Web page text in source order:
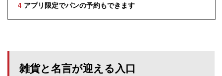
4 アプリ限定でパンの予約もできます
雑貨と名言が迎える入口